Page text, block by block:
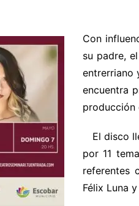
Con
su padre,
entrerriano
encuentra
producción
El disco
por 11
referentes
Félix Luna